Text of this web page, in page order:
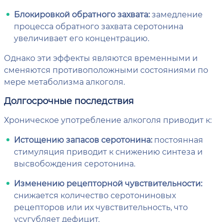
Блокировкой обратного захвата:замедление
процесса обратного захвата серотонина
увеличивает его концентрацию.
Однако эти эффекты являются временными и
сменяются противоположными состояниями по
мере метаболизма алкоголя.
Долгосрочные последствия
Хроническое употребление алкоголя приводит к:
Истощению запасов серотонина:постоянная
стимуляция приводит к снижению синтеза и
высвобождения серотонина.
Изменению рецепторной чувствительности:
снижается количество серотониновых
рецепторов или их чувствительность, что
усугубляет дефицит.